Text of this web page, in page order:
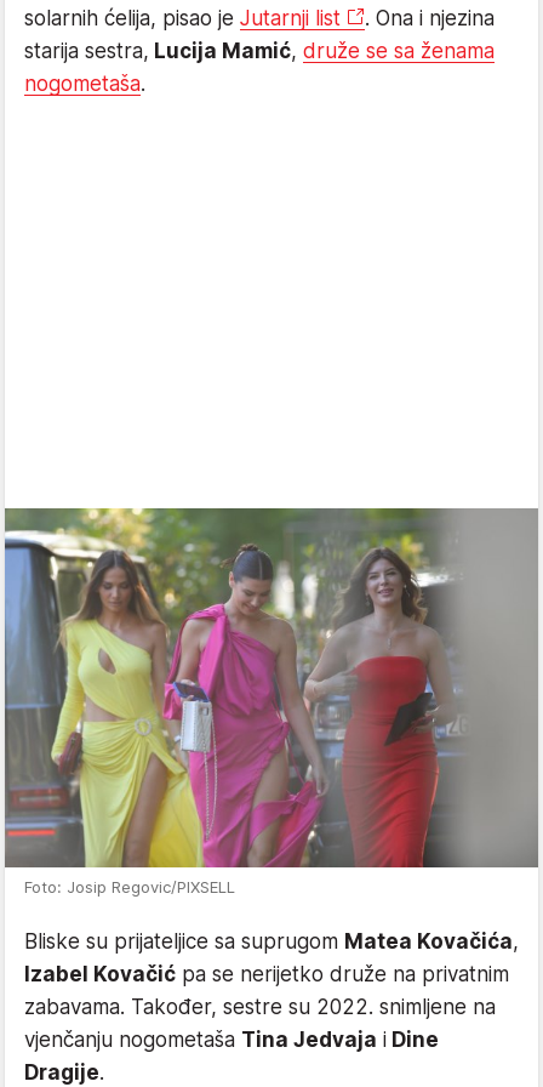
solarnih ćelija, pisao je Jutarnji list
. Ona i njezina
starija sestra, Lucija Mamić, druže se sa ženama
nogometaša.
Foto: Josip Regovic/PIXSELL
Bliske su prijateljice sa suprugom Matea Kovačića,
Izabel Kovačić pa se nerijetko druže na privatnim
zabavama. Također, sestre su 2022. snimljene na
vjenčanju nogometaša Tina Jedvaja i Dine
Dragije.